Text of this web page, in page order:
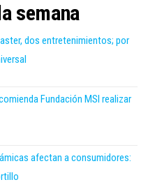
semana
dos entretenimientos; por
Fundación MSI realizar
afectan a consumidores: